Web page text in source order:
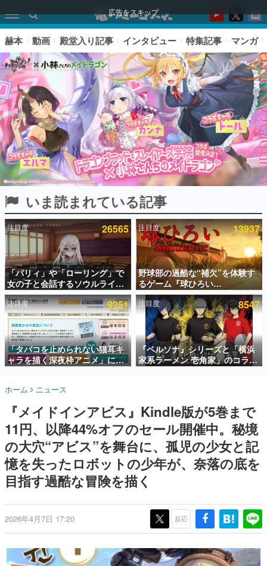
広告をスキップ
ピックアップ
電ファミのいま読まれている記事ランキング
アプリセール情報
インタビュー
連載・特集一覧
殿堂入り記事
SNS拡散数が数千以上！ ページビュー数万以上！ などな
ど。多くの人々に読まれた、電ファミ渾身の“殿堂入り”記
事をまとめました。
名作ゲームクリエイターの方々に製作時のエピソードをお
きます。
赫本
この物語を解いてはいけない。『赫本』は、〈試験問題〉
の形をした短編ホラー小説集です。
新世代に訊く
これからのデジタルゲーム市場を担う若きクリエイター達
ゲーム世代の作家たち
ゲームに多大な影響を受けた作家さんに取材し、ゲームが
画です。
赫本 動画 殿堂入り記事 インタビュー 特集記事 マンガ
いま読まれている記事
注目度 26565
「パリィ」や「ローリング」で
女の子と会話するソウルライク
恋愛ゲーム『小早川さんはソウ
ルライク』無料公開。返事に失
敗すると「YOU DIED」
注目度 13937
野球部の過酷な“補欠”を体験す
るゲーム『球ひろい
Simulator』が「1件」のウィッ
シュリストをもとにチェコ語に
対応しSNSで話題に。『キング
ダム・カム』開発元やチェコの
プロ野球選手から称賛の声
注目度 9251
「タバコを止められない猫耳キ
ャラを描く深夜枠アニメ」に視
聴者の一部から批判意見。違法
て、BPOが議論を交わす
注目度 8547
『ペルソナ』シリーズと「横浜
家系ラーメン 壱角家」のコラボ
が8月21日から開催。”はがく
ホーム ニュース
『メイドインアビス』Kindle版が5巻まで
11円、以降44%オフのセール開催中。秘境
の大穴“アビス”を舞台に、孤児の少女と記
憶を失ったロボットの少年が、奈落の底を
目指す過酷な冒険を描く
2026年4月7日 17:20 反応